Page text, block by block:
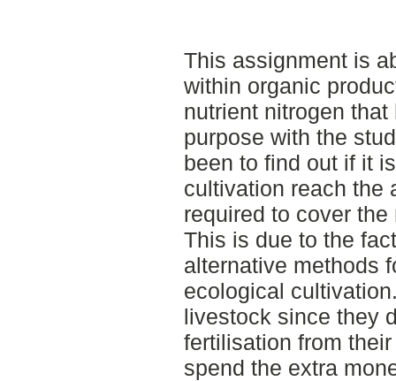
This assignment is
within organic
nutrient nitrogen
purpose with the
been to find out if it
cultivation reach the
required to cover
This is due to the
alternative methods
ecological
livestock since they
fertilisation from
spend the extra